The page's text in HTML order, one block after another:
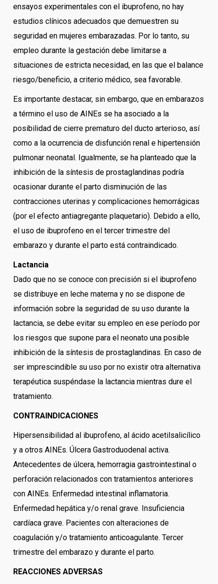
ensayos experimentales con el ibuprofeno, no hay
estudios clínicos adecuados que demuestren su
seguridad en mujeres embarazadas. Por lo tanto, su
empleo durante la gestación debe limitarse a
situaciones de estricta necesidad, en las que el balance
riesgo/beneficio, a criterio médico, sea favorable.
Es importante destacar, sin embargo, que en embarazos
a término el uso de AINEs se ha asociado a la
posibilidad de cierre prematuro del ducto arterioso, así
como a la ocurrencia de disfunción renal e hipertensión
pulmonar neonatal. Igualmente, se ha planteado que la
inhibición de la síntesis de prostaglandinas podría
ocasionar durante el parto disminución de las
contracciones uterinas y complicaciones hemorrágicas
(por el efecto antiagregante plaquetario). Debido a ello,
el uso de ibuprofeno en el tercer trimestre del
embarazo y durante el parto está contraindicado.
Lactancia
Dado que no se conoce con precisión si el ibuprofeno
se distribuye en leche materna y no se dispone de
información sobre la seguridad de su uso durante la
lactancia, se debe evitar su empleo en ese período por
los riesgos que supone para el neonato una posible
inhibición de la síntesis de prostaglandinas. En caso de
ser imprescindible su uso por no existir otra alternativa
terapéutica suspéndase la lactancia mientras dure el
tratamiento.
CONTRAINDICACIONES
Hipersensibilidad al ibuprofeno, al ácido acetilsalicílico
y a otros AINEs. Úlcera Gastroduodenal activa.
Antecedentes de úlcera, hemorragia gastrointestinal o
perforación relacionados con tratamientos anteriores
con AINEs. Enfermedad intestinal inflamatoria.
Enfermedad hepática y/o renal grave. Insuficiencia
cardíaca grave. Pacientes con alteraciones de
coagulación y/o tratamiento anticoagulante. Tercer
trimestre del embarazo y durante el parto.
REACCIONES ADVERSAS